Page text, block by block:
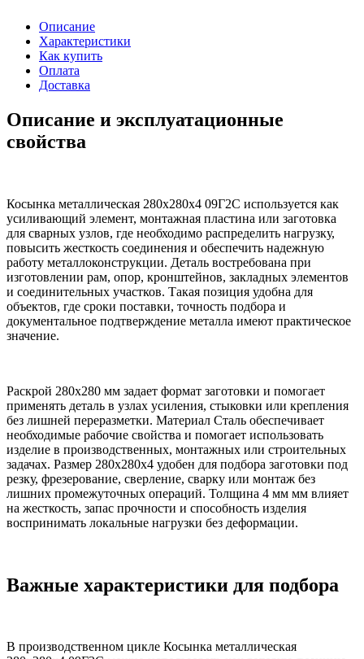
Описание
Характеристики
Как купить
Оплата
Доставка
Описание и эксплуатационные
свойства
Косынка металлическая 280х280х4 09Г2С используется как
усиливающий элемент, монтажная пластина или заготовка
для сварных узлов, где необходимо распределить нагрузку,
повысить жесткость соединения и обеспечить надежную
работу металлоконструкции. Деталь востребована при
изготовлении рам, опор, кронштейнов, закладных элементов
и соединительных участков. Такая позиция удобна для
объектов, где сроки поставки, точность подбора и
документальное подтверждение металла имеют практическое
значение.
Раскрой 280х280 мм задает формат заготовки и помогает
применять деталь в узлах усиления, стыковки или крепления
без лишней переразметки. Материал Сталь обеспечивает
необходимые рабочие свойства и помогает использовать
изделие в производственных, монтажных или строительных
задачах. Размер 280х280х4 удобен для подбора заготовки под
резку, фрезерование, сверление, сварку или монтаж без
лишних промежуточных операций. Толщина 4 мм мм влияет
на жесткость, запас прочности и способность изделия
воспринимать локальные нагрузки без деформации.
Важные характеристики для подбора
В производственном цикле Косынка металлическая